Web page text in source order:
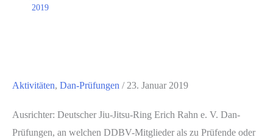
2019
Aktivitäten, Dan-Prüfungen / 23. Januar 2019
Ausrichter: Deutscher Jiu-Jitsu-Ring Erich Rahn e. V. Dan-
Prüfungen, an welchen DDBV-Mitglieder als zu Prüfende oder